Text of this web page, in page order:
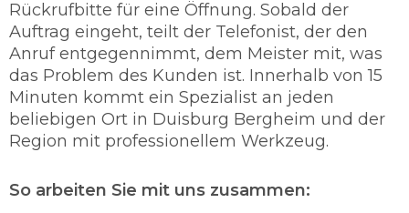
Der Schlüsseldienst ist ein maßgebender
Teilhaber der sich rund um die Uhr mit der
Thematik befasst und für die Sicherung
verantwortlich ist. Unser Schlüsseldienst legt
sehr viel Wert auf die Qualität und auf den
Zustand der Schlösser. Unser Personal vom
Problem. Unser Schlüsseldienst Duisburg
Rückrufbitte für eine Öffnung. Sobald der
Auftrag eingeht, teilt der Telefonist, der den
Anruf entgegennimmt, dem Meister mit, was
das Problem des Kunden ist. Innerhalb von 15
Minuten kommt ein Spezialist an jeden
beliebigen Ort in Duisburg Bergheim und der
Region mit professionellem Werkzeug.
So arbeiten Sie mit uns zusammen: